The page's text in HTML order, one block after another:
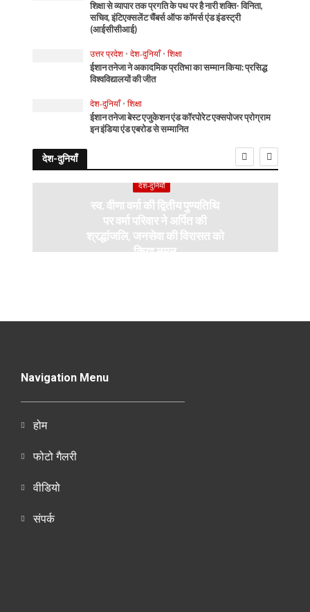
शिक्षा से व्यापार तक प्रगति के पथ पर है नारी शक्ति- विनिता,
सचिव, इंटिएक्सलेंट चैंबर्स ऑफ कॉमर्स एंड इंडस्ट्री
(आईसीसीआई)
उत्तर प्रदेश • देश-दुनियाँ • शिक्षा
ईशान तनेजा ने अकादमिक प्रतिभा का सम्मान किया: प्रसिद्ध
विश्वविद्यालयों की जीत
देश-दुनियाँ • शिक्षा
ईशान तनेजा बेस्ट एजुकेशन एंड कॉरपोरेट एक्सपोजर प्रोग्राम
इन इंडिया एंड एबरोड से सम्मानित
देश-दुनियाँ
देश-दुनियाँ
स्व. वीणा वर्मा की द्वितीय पुण्यतिथि
पर वर्मा परिवार ने अर्पित की
श्रद्धांजलि, जनसेवा की विरासत को
किया नमन
Navigation Menu
होम
फोटो गैलरी
वीडियो
संपर्क